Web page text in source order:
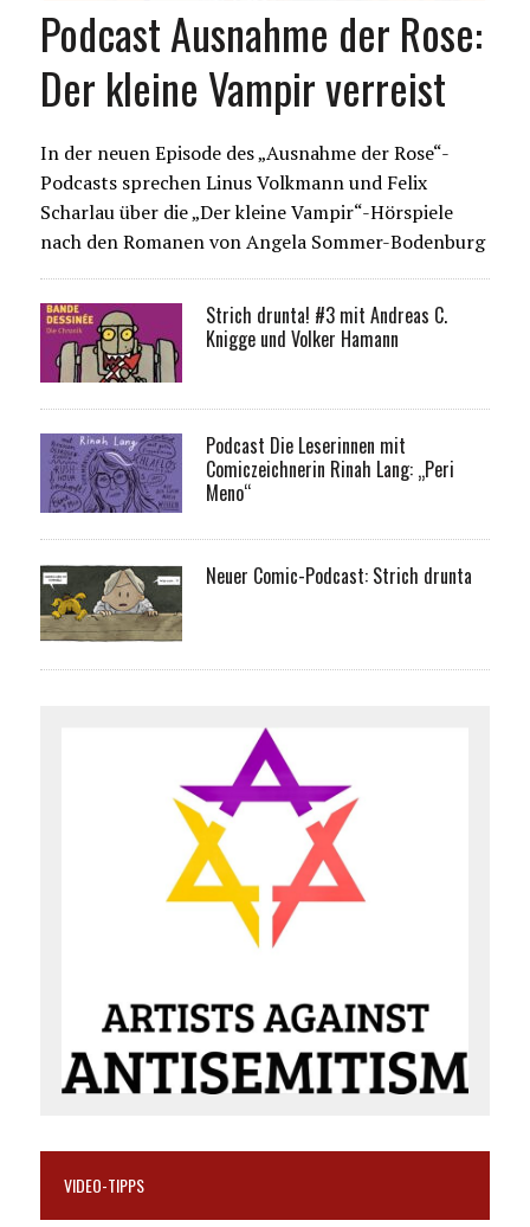
Podcast Ausnahme der Rose:
Der kleine Vampir verreist
In der neuen Episode des „Ausnahme der Rose“-
Podcasts sprechen Linus Volkmann und Felix
Scharlau über die „Der kleine Vampir“-Hörspiele
nach den Romanen von Angela Sommer-Bodenburg
Strich drunta! #3 mit Andreas C.
Knigge und Volker Hamann
Podcast Die Leserinnen mit
Comiczeichnerin Rinah Lang: „Peri
Meno“
Neuer Comic-Podcast: Strich drunta
VIDEO-TIPPS